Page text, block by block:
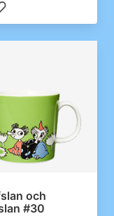
och
#30